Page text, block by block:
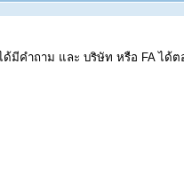
คำถาม และ บริษัท หรือ FA ได้